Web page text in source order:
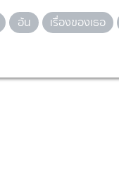
อ้น เรื่องของเธอ